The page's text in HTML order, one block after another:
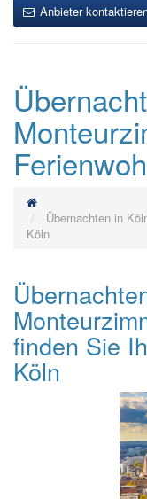
Anbieter
Übernachten in
Köln
finden Sie
Köln